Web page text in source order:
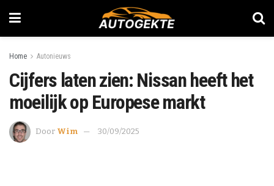
Home Autonieuws
Cijfers laten zien: Nissan heeft het
moeilijk op Europese markt
Door Wim 30/09/2025